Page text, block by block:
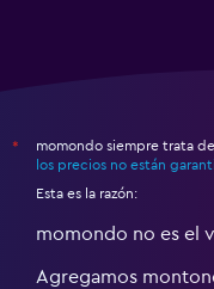
*
momondo siempre trata
los precios no están
Esta es la razón:
momondo no es el
Agregamos